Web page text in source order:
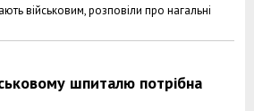
військовим, розповіли про нагальні
шпиталю потрібна